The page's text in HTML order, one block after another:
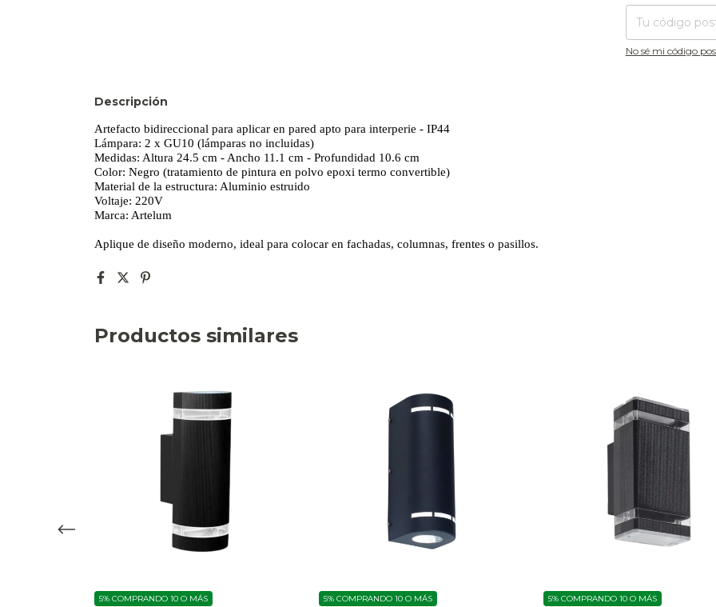
No sé mi código
Descripción
Artefacto bidireccional para aplicar en pared apto para interperie - IP44
Lámpara: 2 x GU10 (lámparas no incluidas)
Medidas: Altura 24.5 cm - Ancho 11.1 cm - Profundidad 10.6 cm
Color: Negro (tratamiento de pintura en polvo epoxi termo convertible)
Material de la estructura: Aluminio estruido
Voltaje: 220V
Marca: Artelum
Aplique de diseño moderno, ideal para colocar en fachadas, columnas, frentes o pasillos.
Productos similares
5% COMPRANDO 10 O MÁS 5% COMPRANDO 10 O MÁS 5% COMPRANDO 10 O MÁS